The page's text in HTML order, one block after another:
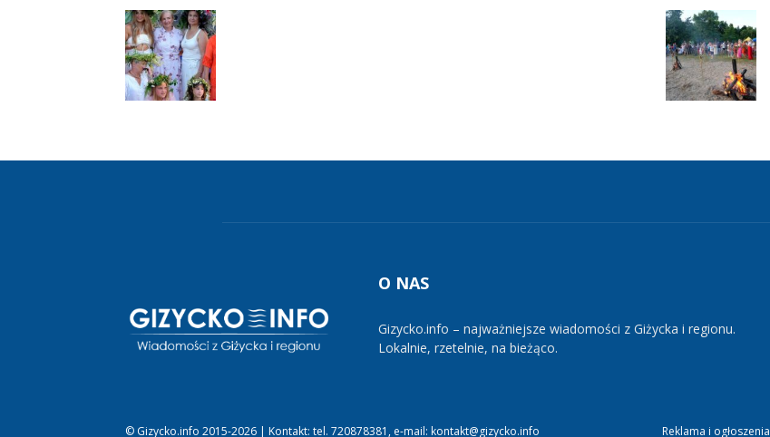
O NAS
Gizycko.info – najważniejsze wiadomości z Giżycka i regionu.
Lokalnie, rzetelnie, na bieżąco.
Reklama i ogłoszenia
© Gizycko.info 2015-2026 | Kontakt: tel. 720878381, e-mail: kontakt@gizycko.info